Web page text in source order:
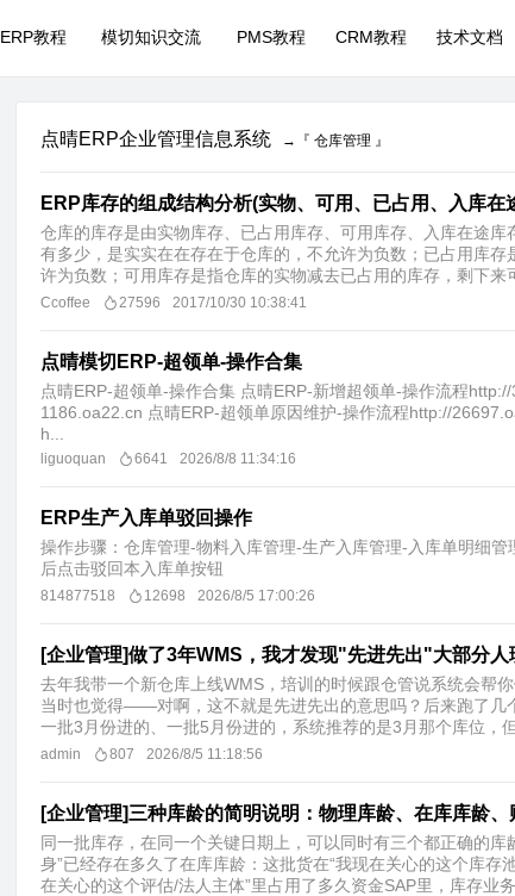
ERP教程 模切知识交流 PMS教程 CRM教程 技术文档
点晴ERP企业管理信息系统 →『 仓库管理 』
ERP库存的组成结构分析(实物、可用、已占用、入库
仓库的库存是由实物库存、已占用库存、可用库存、入库在途
有多少，是实实在在存在于仓库的，不允许为负数；已占用库
许为负数；可用库存是指仓库的实物减去已占用的库存，剩下来
Ccoffee 27596 2017/10/30 10:38:41
点晴模切ERP-超领单-操作合集
点晴ERP-超领单-操作合集 点晴ERP-新增超领单-操作流程
1186.oa22.cn 点晴ERP-超领单原因维护-操作流程http://
h...
liguoquan 6641 2026/8/8 11:34:16
ERP生产入库单驳回操作
操作步骤：仓库管理-物料入库管理-生产入库管理-入库单明细
后点击驳回本入库单按钮
814877518 12698 2026/8/5 17:00:26
[企业管理]做了3年WMS，我才发现"先进先出"大部分人
去年我带一个新仓库上线WMS，培训的时候跟仓管说系统会帮
当时也觉得——对啊，这不就是先进先出的意思吗？后来跑了几
一批3月份进的、一批5月份进的，系统推荐的是3月那个库位，
admin 807 2026/8/5 11:18:56
[企业管理]三种库龄的简明说明：物理库龄、在库库龄、
同一批库存，在同一个关键日期上，可以同时有三个都正确的库
身”已经存在多久了在库库龄：这批货在“我现在关心的这个库存
在关心的这个评估/法人主体”里占用了多久资金SAP里，库存业